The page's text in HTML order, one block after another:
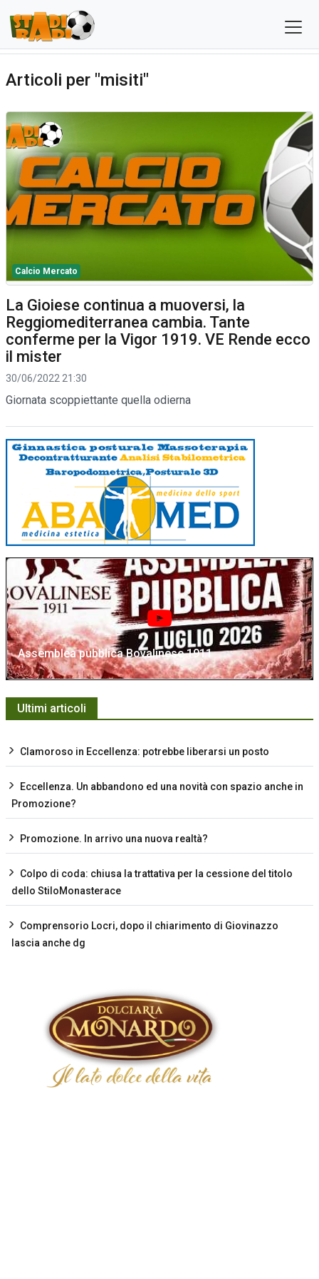
Articoli per "misiti"
Calcio Mercato
La Gioiese continua a muoversi, la
Reggiomediterranea cambia. Tante
conferme per la Vigor 1919. VE Rende ecco
il mister
30/06/2022 21:30
Giornata scoppiettante quella odierna
Assemblea pubblica Bovalinese 1911
Ultimi articoli
Clamoroso in Eccellenza: potrebbe liberarsi un posto
Eccellenza. Un abbandono ed una novità con spazio anche in
Promozione?
Promozione. In arrivo una nuova realtà?
Colpo di coda: chiusa la trattativa per la cessione del titolo
dello StiloMonasterace
Comprensorio Locri, dopo il chiarimento di Giovinazzo
lascia anche dg